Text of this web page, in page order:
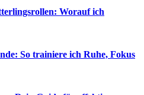
Worauf ich
So trainiere ich Ruhe, Fokus